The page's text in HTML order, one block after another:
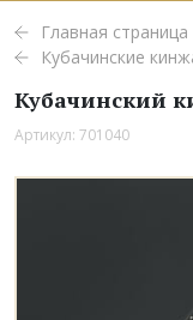
Главная страница
Кубачинские
Кубачинский
Артикул: 701040